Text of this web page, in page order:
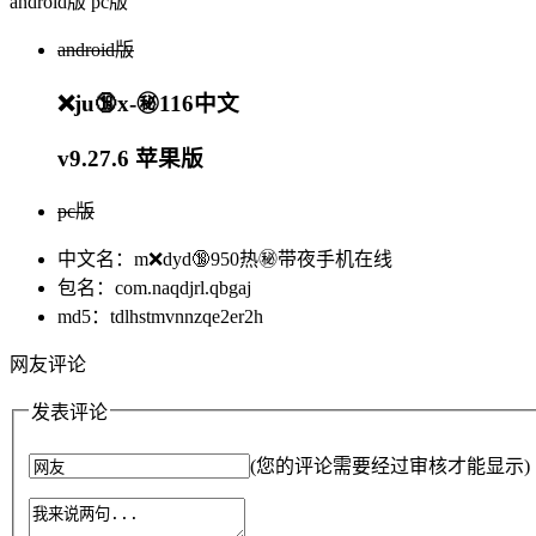
android版
❌ju🔞x-㊙️116中文
v9.27.6 苹果版
pc版
中文名：m❌dyd🔞950热㊙️带夜手机在线
包名：com.naqdjrl.qbgaj
md5：tdlhstmvnnzqe2er2h
网友评论
发表评论
(您的评论需要经过审核才能显示)